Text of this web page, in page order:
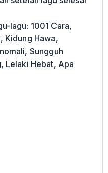
lagu: 1001 Cara,
Kidung Hawa,
Sungguh
Lelaki Hebat, Apa